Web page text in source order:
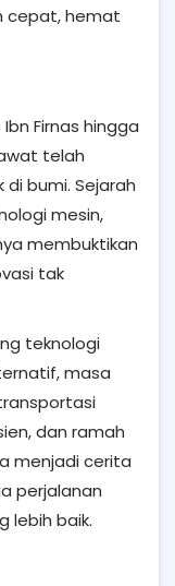
cepat, hemat
Firnas hingga
telah
bumi. Sejarah
mesin,
membuktikan
tak
teknologi
masa
dan ramah
menjadi cerita
perjalanan
lebih baik.